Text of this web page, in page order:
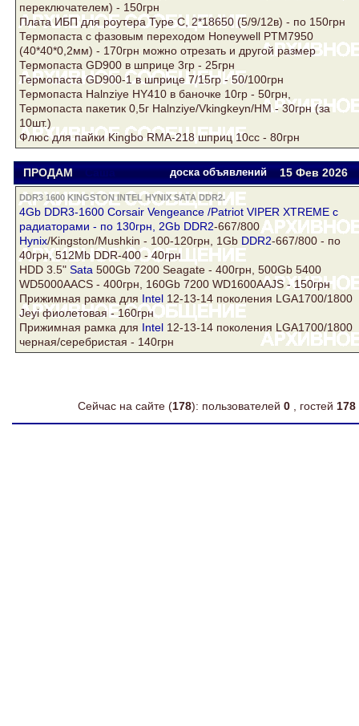
переключателем) - 150грн
Плата ИБП для роутера Type C, 2*18650 (5/9/12в) - по 150грн
Термопаста с фазовым переходом Honeywell PTM7950
(40*40*0,2мм) - 170грн можно отрезать и другой размер
Термопаста GD900 в шприце 3гр - 25грн
Термопаста GD900-1 в шприце 7/15гр - 50/100грн
Термопаста Halnziye HY410 в баночке 10гр - 50грн,
Термопаста пакетик 0,5г Halnziye/Vkingkeyn/НМ - 30грн (за
10шт.)
Флюс для пайки Kingbo RMA-218 шприц 10cc - 80грн
ПРОДАМ Саша доска объявлений 15 Фев2026
DDR3 1600 KINGSTON INTEL HYNIX SATA DDR2.
4Gb DDR3-1600 Corsair Vengeance /Patriot VIPER XTREME с
радиаторами - по 130грн, 2Gb DDR2-667/800
Hynix/Kingston/Mushkin - 100-120грн, 1Gb DDR2-667/800 - по
40грн, 512Mb DDR-400 - 40грн
HDD 3.5" Sata 500Gb 7200 Seagate - 400грн, 500Gb 5400
WD5000AACS - 400грн, 160Gb 7200 WD1600AAJS - 150грн
Прижимная рамка для Intel 12-13-14 поколения LGA1700/1800
Jeyi фиолетовая - 160грн
Прижимная рамка для Intel 12-13-14 поколения LGA1700/1800
черная/серебристая - 140грн
Сейчас на сайте (178): пользователей 0 , гостей 178